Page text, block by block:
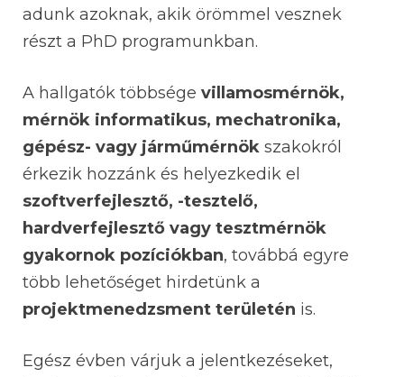
adunk azoknak, akik örömmel vesznek
részt a PhD programunkban.
A hallgatók többsége villamosmérnök,
mérnök informatikus, mechatronika,
gépész- vagy járműmérnök szakokról
érkezik hozzánk és helyezkedik el
szoftverfejlesztő, -tesztelő,
hardverfejlesztő vagy tesztmérnök
gyakornok pozíciókban, továbbá egyre
több lehetőséget hirdetünk a
projektmenedzsment területén is.
Egész évben várjuk a jelentkezéseket,